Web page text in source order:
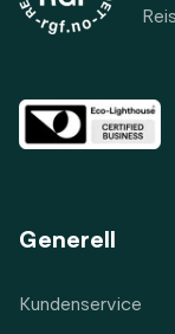
Generell
Kundenservice